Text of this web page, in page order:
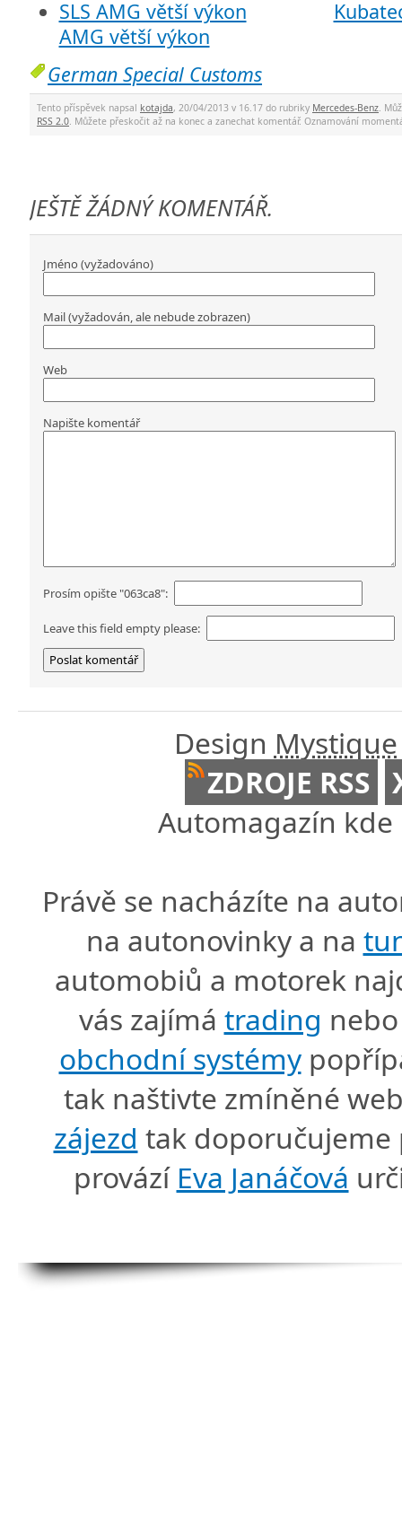
AMG větší výkon
German Special Customs
Tento příspěvek napsal kotajda, 20/04/2013 v 16.17 do rubriky Mercedes-Benz .
RSS 2.0 . Můžete přeskočit až na konec a zanechat komentář. Oznamování
JEŠTĚ ŽÁDNÝ KOMENTÁŘ.
Jméno (vyžadováno)
Mail (vyžadován, ale nebude zobrazen)
Web
Napište komentář
Prosím opište "063ca8":
Leave this field empty please:
Design Mystique
ZDROJE RSS
Automagazín
Právě se nacházíte na
na autonovinky a na
automobiů a motorek
vás zajímá trading
obchodní systémy
tak naštivte zmíněné
zájezd tak doporučujeme
provází Eva Janáčová